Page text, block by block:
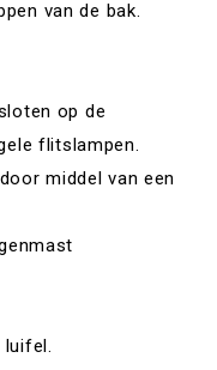
van de bak.
op de
flitslampen.
middel van een
luifel.